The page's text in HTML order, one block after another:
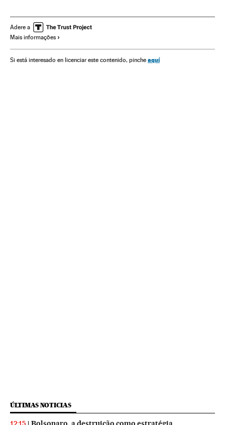
Ciência
Adere a
Mais informações
Si está interesado en licenciar este contenido, pinche aquí
ÚLTIMAS NOTICIAS